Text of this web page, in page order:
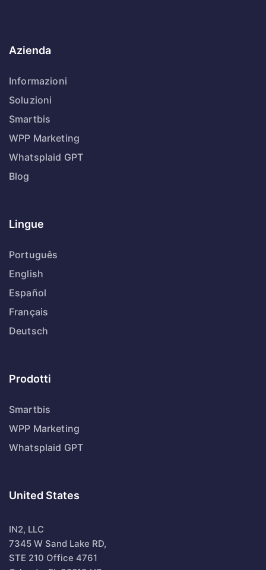
Azienda
Informazioni
Soluzioni
Smartbis
WPP Marketing
Whatsplaid GPT
Blog
Lingue
Português
English
Español
Français
Deutsch
Prodotti
Smartbis
WPP Marketing
Whatsplaid GPT
United States
IN2, LLC
7345 W Sand Lake RD,
STE 210 Office 4761